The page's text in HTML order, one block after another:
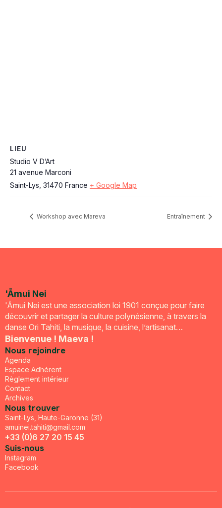
LIEU
Studio V D’Art
21 avenue Marconi
Saint-Lys 31470 France + Google Map
Workshop avec Mareva Entraînement
'Āmui Nei
'Āmui Nei est une association loi 1901 conçue pour faire
découvrir et partager la culture polynésienne, à travers la
danse Ori Tahiti, la musique, la cuisine, l’artisanat…
Bienvenue ! Maeva !
Nous rejoindre
Agenda
Espace Adhérent
Règlement intérieur
Contact
Archives
Nous trouver
Saint-Lys, Haute-Garonne (31)
amuinei.tahiti@gmail.com
+33 (0)6 27 20 15 45
Suis-nous
Instagram
Facebook